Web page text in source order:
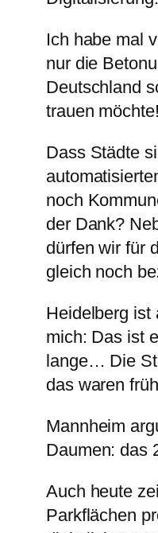
Ich habe mal
nur die
Deutschland
trauen möchte!
Dass Städte
noch
der Dank?
dürfen wir für
gleich noch
Heidelberg ist
mich: Das ist
lange… Die
das waren
Mannheim
Daumen: das
Auch heute
Parkflächen